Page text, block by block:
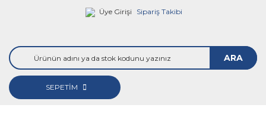
Üye Girişi Sipariş Takibi
ARA
SEPETİM